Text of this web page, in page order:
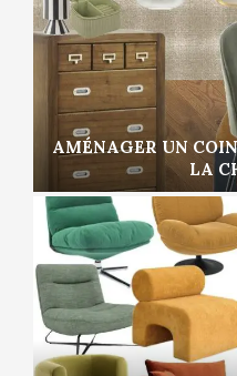
AMÉNAGER UN
LA